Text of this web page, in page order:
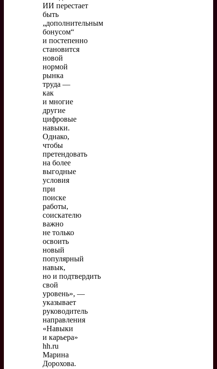
ИИ перестает
быть
„дополнительным
бонусом“
и постепенно
становится
новой
нормой
рынка
труда —
как
и многие
другие
цифровые
навыки.
Однако,
чтобы
претендовать
на более
выгодные
условия
при
поиске
работы,
соискателю
важно
не только
освоить
новый
популярный
навык,
но и подтвердить
свой
уровень», —
указывает
руководитель
направления
«Навыки
и карьера»
hh.ru
Марина
Дорохова.